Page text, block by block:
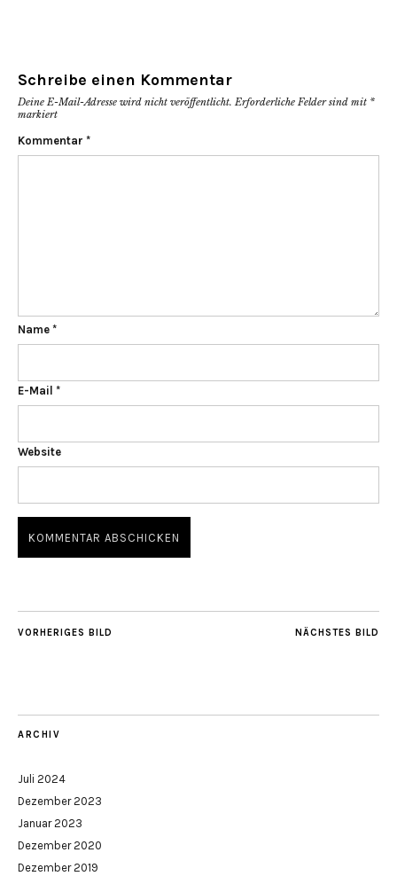
Schreibe einen Kommentar
Deine E-Mail-Adresse wird nicht veröffentlicht. Erforderliche Felder sind mit *
markiert
Kommentar *
Name *
E-Mail *
Website
NÄCHSTES BILD
VORHERIGES BILD
ARCHIV
Juli 2024
Dezember 2023
Januar 2023
Dezember 2020
Dezember 2019